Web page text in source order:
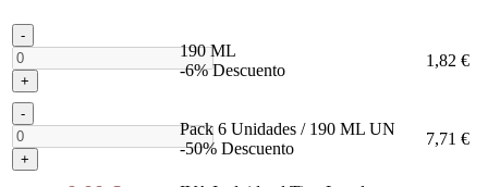
-
+
190 ML
-6% Descuento
1,82 €
-
+
Pack 6 Unidades / 190 ML UN
-50% Descuento
7,71 €